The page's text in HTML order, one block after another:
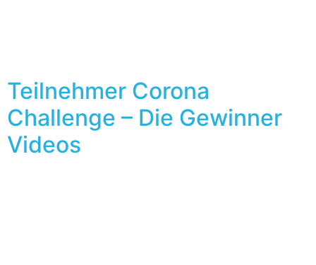
Teilnehmer Corona
Challenge – Die Gewinner
Videos